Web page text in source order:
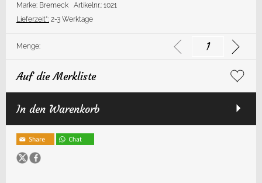
Marke: Bremeck Artikelnr.: 1021
Lieferzeit*: 2-3 Werktage
Menge:
Auf die Merkliste
In den Warenkorb